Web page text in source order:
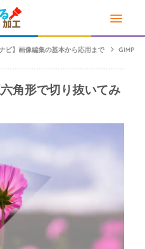
ビ】画像編集の基本から応用まで GIMP
角形で切り抜いてみ